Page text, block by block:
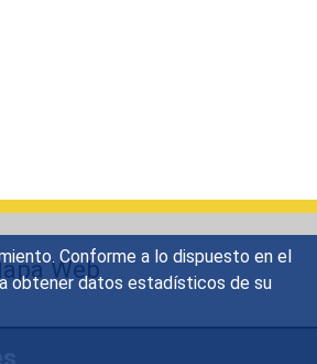
Conforme a lo dispuesto en el
obtener datos estadísticos de su
Web